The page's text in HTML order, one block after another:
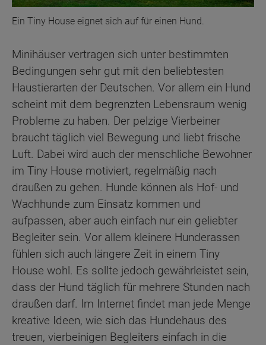
Ein Tiny House eignet sich auf für einen Hund.
Minihäuser vertragen sich unter bestimmten
Bedingungen sehr gut mit den beliebtesten
Haustierarten der Deutschen. Vor allem ein Hund
scheint mit dem begrenzten Lebensraum wenig
Probleme zu haben. Der pelzige Vierbeiner
braucht täglich viel Bewegung und liebt frische
Luft. Dabei wird auch der menschliche Bewohner
im Tiny House motiviert, regelmäßig nach
draußen zu gehen. Hunde können als Hof- und
Wachhunde zum Einsatz kommen und
aufpassen, aber auch einfach nur ein geliebter
Begleiter sein. Vor allem kleinere Hunderassen
fühlen sich auch längere Zeit in einem Tiny
House wohl. Es sollte jedoch gewährleistet sein,
dass der Hund täglich für mehrere Stunden nach
draußen darf. Im Internet findet man jede Menge
kreative Ideen, wie sich das Hundehaus des
treuen, vierbeinigen Begleiters einfach in die